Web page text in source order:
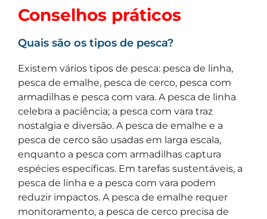
Conselhos práticos
Quais são os tipos de pesca?
Existem vários tipos de pesca: pesca de linha,
pesca de emalhe, pesca de cerco, pesca com
armadilhas e pesca com vara. A pesca de linha
celebra a paciência; a pesca com vara traz
nostalgia e diversão. A pesca de emalhe e a
pesca de cerco são usadas em larga escala,
enquanto a pesca com armadilhas captura
espécies específicas. Em tarefas sustentáveis, a
pesca de linha e a pesca com vara podem
reduzir impactos. A pesca de emalhe requer
monitoramento, a pesca de cerco precisa de